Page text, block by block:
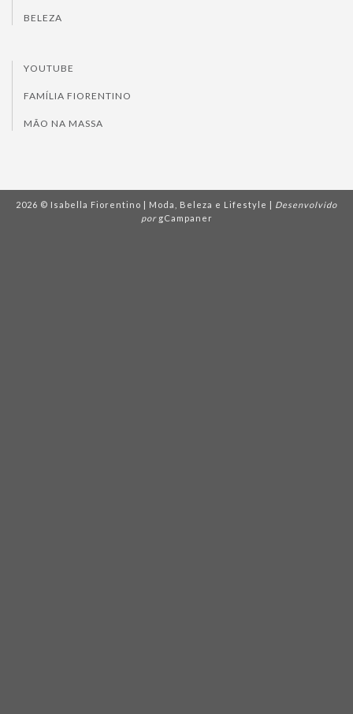
BELEZA
YOUTUBE
FAMÍLIA FIORENTINO
MÃO NA MASSA
2026 © Isabella Fiorentino | Moda, Beleza e Lifestyle | Desenvolvido
por gCampaner